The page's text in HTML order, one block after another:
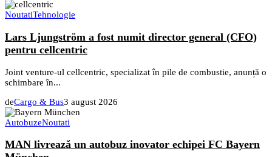
NoutatiTehnologie
Lars Ljungström a fost numit director general (CFO)
pentru cellcentric
Joint venture-ul cellcentric, specializat în pile de combustie, anunță o
schimbare în...
deCargo & Bus3 august 2026
AutobuzeNoutati
MAN livrează un autobuz inovator echipei FC Bayern